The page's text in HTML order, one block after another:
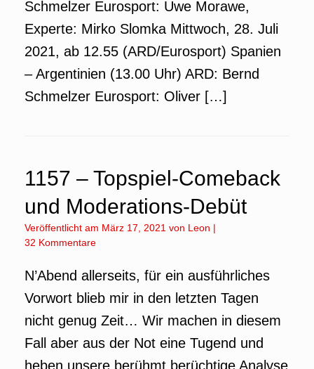
Schmelzer Eurosport: Uwe Morawe,
Experte: Mirko Slomka Mittwoch, 28. Juli
2021, ab 12.55 (ARD/Eurosport) Spanien
– Argentinien (13.00 Uhr) ARD: Bernd
Schmelzer Eurosport: Oliver […]
1157 – Topspiel-Comeback
und Moderations-Debüt
Veröffentlicht am März 17, 2021 von Leon |
32 Kommentare
N’Abend allerseits, für ein ausführliches
Vorwort blieb mir in den letzten Tagen
nicht genug Zeit… Wir machen in diesem
Fall aber aus der Not eine Tugend und
heben unsere berühmt berüchtige Analyse